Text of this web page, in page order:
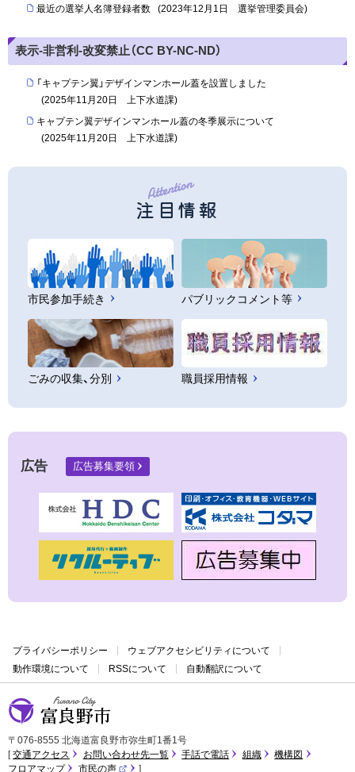
最近の選挙人名簿登録者数
(2023年12月1日 選挙管理委員会)
表示-非営利-改変禁止（CC BY-NC-ND）
「キャプテン翼」デザインマンホール蓋を設置しました
(2025年11月20日 上下水道課)
キャプテン翼デザインマンホール蓋の冬季展示について
(2025年11月20日 上下水道課)
注目情報
市民参加手続き パブリックコメント等
ごみの収集、分別 職員採用情報
広告 広告募集要領
プライバシーポリシー
ウェブアクセシビリティについて
動作環境について
RSSについて 自動翻訳について
〒076-8555 北海道富良野市弥生町1番1号
交通アクセス
お問い合わせ先一覧 手話で電話 組織
機構図
フロアマップ
市民の声